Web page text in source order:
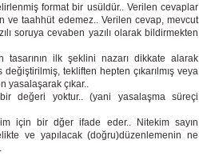
format bir usüldür.. Verilen cevaplar
ve taahhüt edemez.. Verilen cevap, mevcut
soruya cevaben yazılı olarak bildirmekten
ilk şeklini nazarı dikkate alarak
tekliften hepten çıkarılmış veya
çıkar..
bir değeri yoktur.. (yani yasalaşma süreçi
için bir dğer ifade eder.. Nitekim sayın
ve yapılacak (doğru)düzenlemenin ne